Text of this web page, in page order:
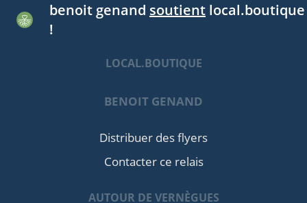
benoit genand soutient local.boutique
!
LOCAL.BOUTIQUE
BENOIT GENAND
Distribuer des flyers
Contacter ce relais
AUTOUR DE VERNÈGUES